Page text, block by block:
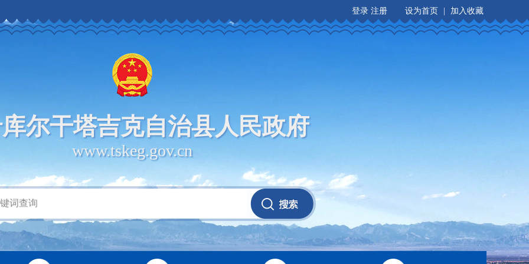
设为首页 加入收藏
登录 注册
尔干塔吉克自治县人民政府
www.tskeg.gov.cn